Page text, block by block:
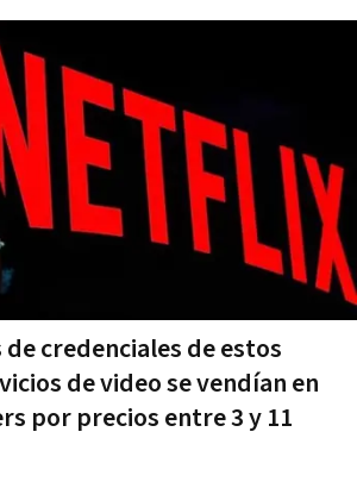
credenciales de estos
de video se vendían en
por precios entre 3 y 11